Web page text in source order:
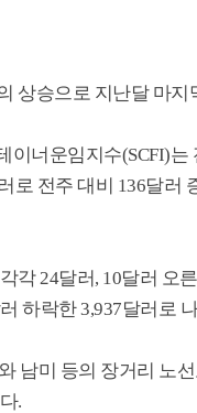
상승으로 지난달 마지
이너운임지수(SCFI)는
로 전주 대비 136달러
각 24달러, 10달러 오
하락한 3,937달러로
남미 등의 장거리 노
.